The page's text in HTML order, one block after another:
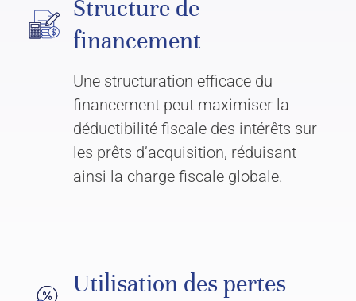
Structure de
financement
Une structuration efficace du
financement peut maximiser la
déductibilité fiscale des intérêts sur
les prêts d’acquisition, réduisant
ainsi la charge fiscale globale.
Utilisation des pertes